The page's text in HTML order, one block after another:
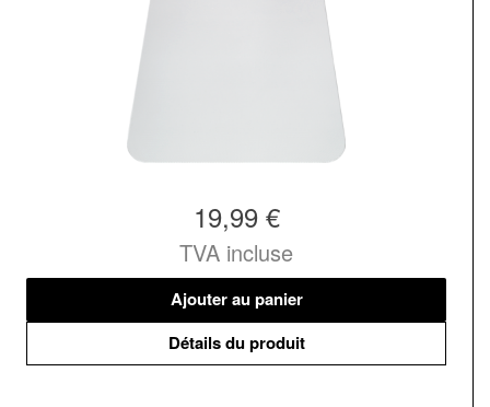
19,99 €
TVA incluse
Ajouter au panier
Détails du produit